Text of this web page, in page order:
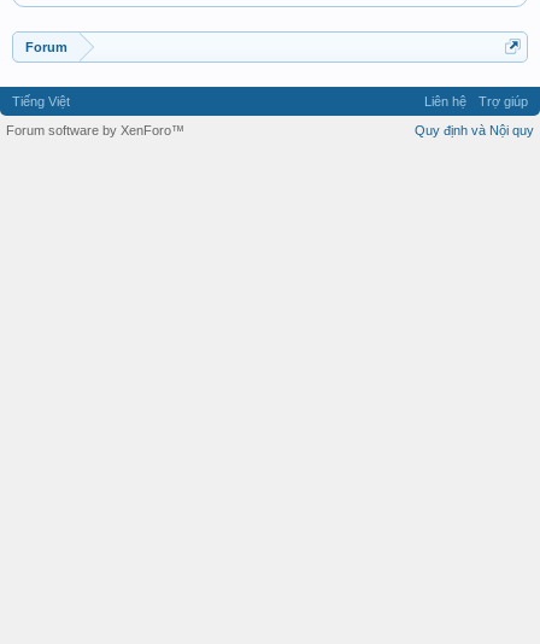
Forum
Tiếng Việt Liên hệ
Trợ giúp
Quy định và Nội quy
Forum software by XenForo™